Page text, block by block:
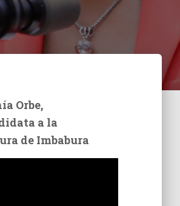
Orbe,
a la
de Imbabura